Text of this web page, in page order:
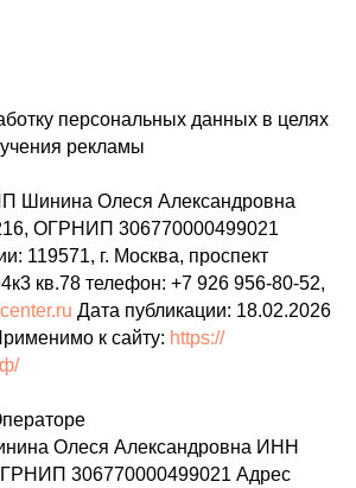
персональных данных в целях
рекламы
Олеся Александровна
ОГРНИП 306770000499021
119571, г. Москва, проспект
кв.78 телефон: +7 926 956-80-52,
Дата публикации: 18.02.2026
к сайту: https://
Олеся Александровна ИНН
306770000499021 Адрес